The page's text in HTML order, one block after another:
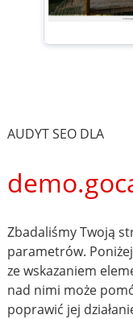
AUDYT SEO DLA
Zbadaliśmy Twoją
parametrów.
ze wskazaniem
nad nimi może
poprawić jej